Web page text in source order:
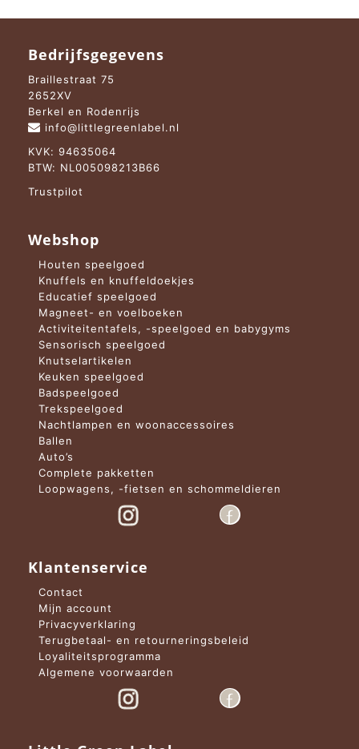
Bedrijfsgegevens
Braillestraat 75
2652XV
Berkel en Rodenrijs
info@littlegreenlabel.nl
KVK: 94635064
BTW: NL005098213B66
Trustpilot
Webshop
Houten speelgoed
Knuffels en knuffeldoekjes
Educatief speelgoed
Magneet- en voelboeken
Activiteitentafels, -speelgoed en babygyms
Sensorisch speelgoed
Knutselartikelen
Keuken speelgoed
Badspeelgoed
Trekspeelgoed
Nachtlampen en woonaccessoires
Ballen
Auto’s
Complete pakketten
Loopwagens, -fietsen en schommeldieren
Klantenservice
Contact
Mijn account
Privacyverklaring
Terugbetaal- en retourneringsbeleid
Loyaliteitsprogramma
Algemene voorwaarden